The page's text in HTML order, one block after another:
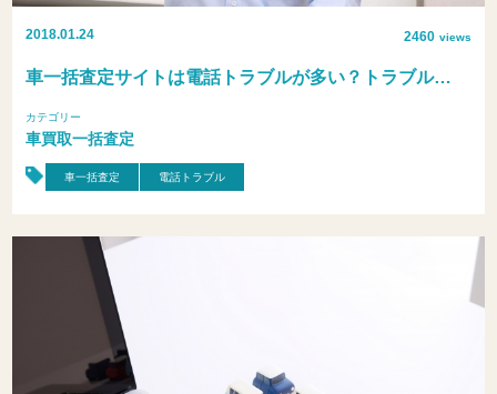
2018.01.24 2460 views
車一括査定サイトは電話トラブルが多い？トラブル…
カテゴリー
車買取一括査定
車一括査定 電話トラブル